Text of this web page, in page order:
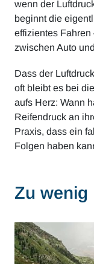
wenn der
beginnt die
effizientes
zwischen Auto
Dass der
oft bleibt es bei
aufs Herz: Wann
Reifendruck an
Praxis, dass ein
Folgen haben
Zu wenig